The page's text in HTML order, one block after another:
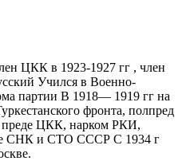
ЦКК в 1923-1927 гг , член
Учился в Военно-
партии В 1918— 1919 гг на
фронта, полпред
ЦКК, нарком РКИ,
СНК и СТО СССР С 1934 г